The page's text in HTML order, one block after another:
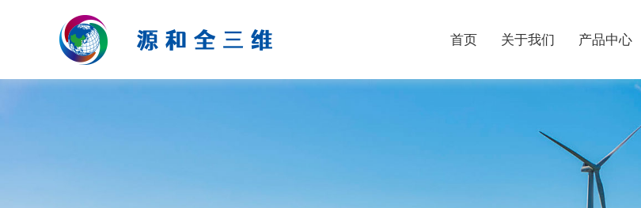
首页 关于我们 产品中心